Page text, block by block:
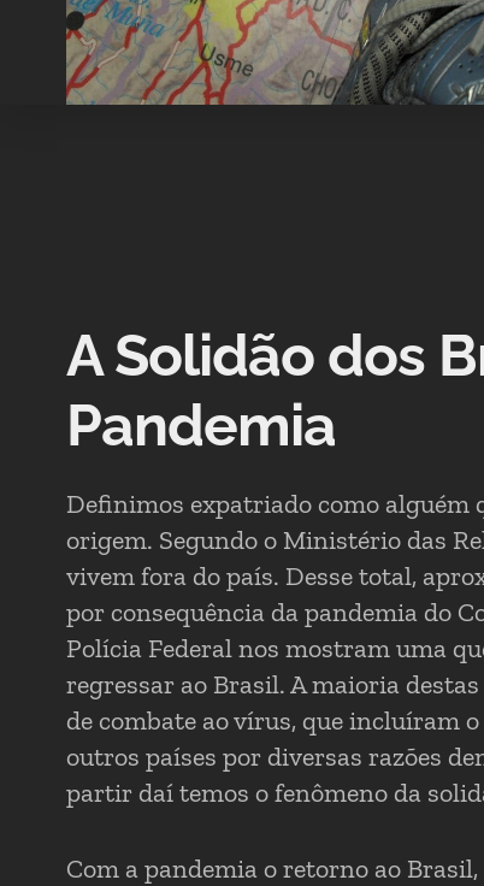
A Solidão dos
Pandemia
Definimos expatriado como alguém
origem. Segundo o Ministério das
vivem fora do país. Desse total,
por consequência da pandemia do
Polícia Federal nos mostram uma
regressar ao Brasil. A maioria
de combate ao vírus, que incluíram
outros países por diversas razões
partir daí temos o fenômeno da
Com a pandemia o retorno ao